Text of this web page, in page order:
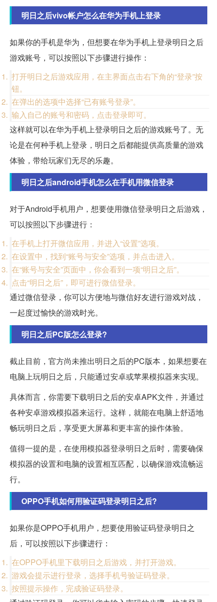
明日之后vivo帐户怎么在华为手机上登录
如果你的手机是华为，但想要在华为手机上登录明日之后
游戏账号，可以按照以下步骤进行操作：
打开明日之后游戏应用，在主界面点击右下角的“登录”按
钮。
在弹出的选项中选择“已有账号登录”。
输入自己的账号和密码，点击登录即可。
这样就可以在华为手机上登录明日之后的游戏账号了。无
论是在何种手机上登录，明日之后都能提供高质量的游戏
体验，带给玩家们无尽的乐趣。
明日之后android手机怎么在手机用微信登录
对于Android手机用户，想要使用微信登录明日之后游戏，
可以按照以下步骤进行：
在手机上打开微信应用，并进入“设置”选项。
在设置中，找到“账号与安全”选项，并点击进入。
在“账号与安全”页面中，你会看到一项“明日之后”。
点击“明日之后”，即可进行微信登录。
通过微信登录，你可以方便地与微信好友进行游戏对战，
一起度过愉快的游戏时光。
明日之后PC版怎么登录?
截止目前，官方尚未推出明日之后的PC版本，如果想要在
电脑上玩明日之后，只能通过安卓或苹果模拟器来实现。
具体而言，你需要下载明日之后的安卓APK文件，并通过
各种安卓游戏模拟器来运行。这样，就能在电脑上舒适地
畅玩明日之后，享受更大屏幕和更丰富的操作体验。
值得一提的是，在使用模拟器登录明日之后时，需要确保
模拟器的设置和电脑的设置相互匹配，以确保游戏流畅运
行。
OPPO手机如何用验证码登录明日之后?
如果你是OPPO手机用户，想要使用验证码登录明日之
后，可以按照以下步骤进行：
在OPPO手机里下载明日之后游戏，并打开游戏。
游戏会提示进行登录，选择手机号验证码登录。
按照提示操作，完成验证码登录。